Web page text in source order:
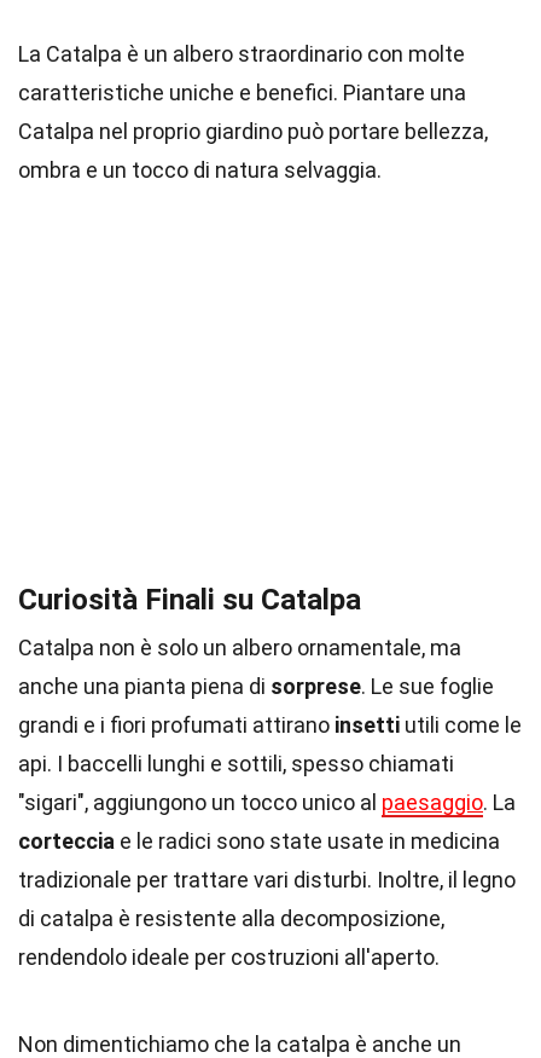
La Catalpa è un albero straordinario con molte
caratteristiche uniche e benefici. Piantare una
Catalpa nel proprio giardino può portare bellezza,
ombra e un tocco di natura selvaggia.
Curiosità Finali su Catalpa
Catalpa non è solo un albero ornamentale, ma
anche una pianta piena di sorprese. Le sue foglie
grandi e i fiori profumati attirano insetti utili come le
api. I baccelli lunghi e sottili, spesso chiamati
"sigari", aggiungono un tocco unico al paesaggio. La
corteccia e le radici sono state usate in medicina
tradizionale per trattare vari disturbi. Inoltre, il legno
di catalpa è resistente alla decomposizione,
rendendolo ideale per costruzioni all'aperto.
Non dimentichiamo che la catalpa è anche un